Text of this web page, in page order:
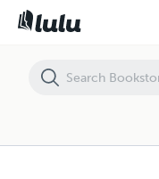
Das Antlitz Gottes : Die